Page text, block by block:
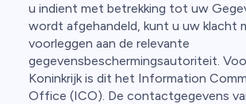
u indient met betrekking tot uw
wordt afgehandeld, kunt u uw klacht
voorleggen aan de relevante
gegevensbeschermingsautoriteit.
Koninkrijk is dit het Information
Office (ICO). De contactgegevens